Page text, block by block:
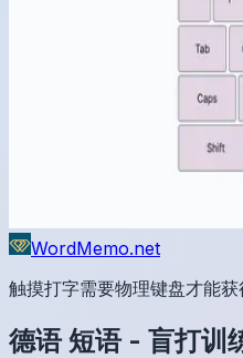
WordMemo.net
触摸打字需要物理键盘才能获
德语 短语- 盲打训